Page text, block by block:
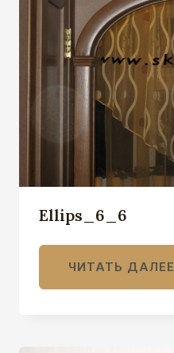
Ellips_6_6
ЧИТАТЬ ДАЛЕЕ